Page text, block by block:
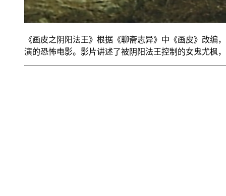
《画皮之阴阳法王》根据《聊斋志异》中《画皮》改
演的恐怖电影。影片讲述了被阴阳法王控制的女鬼尤枫